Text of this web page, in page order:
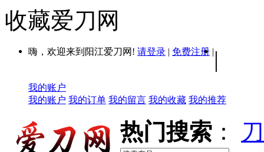
收藏爱刀网
嗨，欢迎来到阳江爱刀网! 请登录 | 免费注册 | |
我的账户
我的账户 我的订单 我的留言 我的收藏 我的推荐
热门搜索 ：